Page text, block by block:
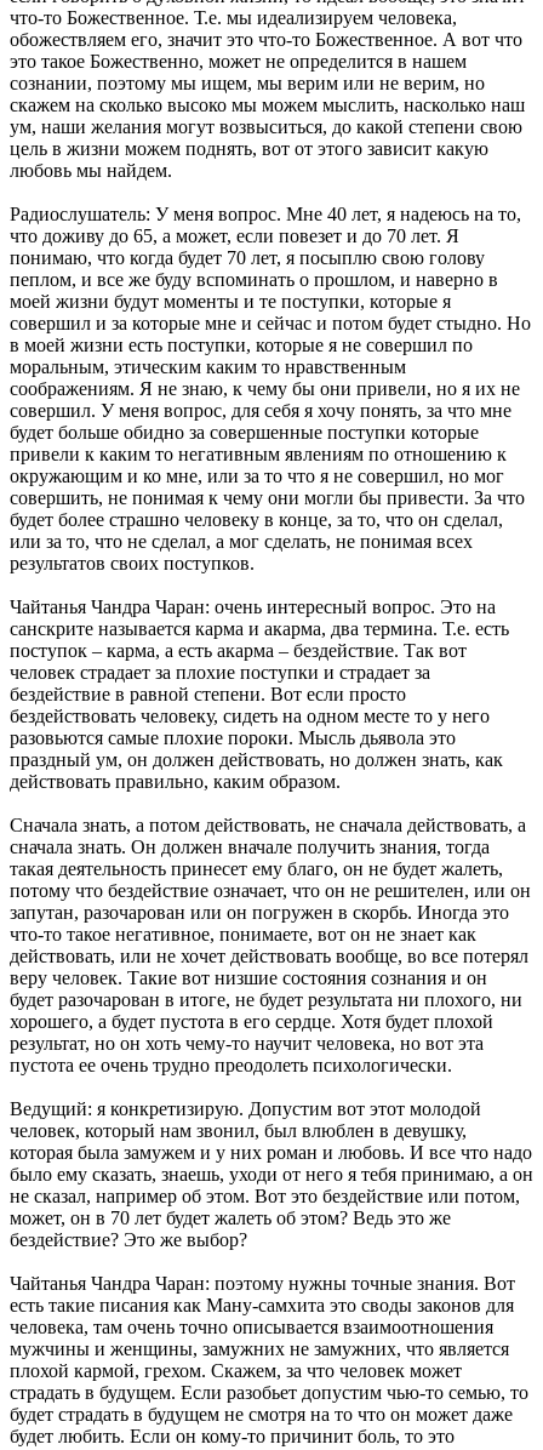
что-то Божественное. Т.е. мы идеализируем человека,
обожествляем его, значит это что-то Божественное. А вот что
это такое Божественно, может не определится в нашем
сознании, поэтому мы ищем, мы верим или не верим, но
скажем на сколько высоко мы можем мыслить, насколько наш
ум, наши желания могут возвыситься, до какой степени свою
цель в жизни можем поднять, вот от этого зависит какую
любовь мы найдем.
Радиослушатель: У меня вопрос. Мне 40 лет, я надеюсь на то,
что доживу до 65, а может, если повезет и до 70 лет. Я
понимаю, что когда будет 70 лет, я посыплю свою голову
пеплом, и все же буду вспоминать о прошлом, и наверно в
моей жизни будут моменты и те поступки, которые я
совершил и за которые мне и сейчас и потом будет стыдно. Но
в моей жизни есть поступки, которые я не совершил по
моральным, этическим каким то нравственным
соображениям. Я не знаю, к чему бы они привели, но я их не
совершил. У меня вопрос, для себя я хочу понять, за что мне
будет больше обидно за совершенные поступки которые
привели к каким то негативным явлениям по отношению к
окружающим и ко мне, или за то что я не совершил, но мог
совершить, не понимая к чему они могли бы привести. За что
будет более страшно человеку в конце, за то, что он сделал,
или за то, что не сделал, а мог сделать, не понимая всех
результатов своих поступков.
Чайтанья Чандра Чаран: очень интересный вопрос. Это на
санскрите называется карма и акарма, два термина. Т.е. есть
поступок – карма, а есть акарма – бездействие. Так вот
человек страдает за плохие поступки и страдает за
бездействие в равной степени. Вот если просто
бездействовать человеку, сидеть на одном месте то у него
разовьются самые плохие пороки. Мысль дьявола это
праздный ум, он должен действовать, но должен знать, как
действовать правильно, каким образом.
Сначала знать, а потом действовать, не сначала действовать, а
сначала знать. Он должен вначале получить знания, тогда
такая деятельность принесет ему благо, он не будет жалеть,
потому что бездействие означает, что он не решителен, или он
запутан, разочарован или он погружен в скорбь. Иногда это
что-то такое негативное, понимаете, вот он не знает как
действовать, или не хочет действовать вообще, во все потерял
веру человек. Такие вот низшие состояния сознания и он
будет разочарован в итоге, не будет результата ни плохого, ни
хорошего, а будет пустота в его сердце. Хотя будет плохой
результат, но он хоть чему-то научит человека, но вот эта
пустота ее очень трудно преодолеть психологически.
Ведущий: я конкретизирую. Допустим вот этот молодой
человек, который нам звонил, был влюблен в девушку,
которая была замужем и у них роман и любовь. И все что надо
было ему сказать, знаешь, уходи от него я тебя принимаю, а он
не сказал, например об этом. Вот это бездействие или потом,
может, он в 70 лет будет жалеть об этом? Ведь это же
бездействие? Это же выбор?
Чайтанья Чандра Чаран: поэтому нужны точные знания. Вот
есть такие писания как Ману-самхита это своды законов для
человека, там очень точно описывается взаимоотношения
мужчины и женщины, замужних не замужних, что является
плохой кармой, грехом. Скажем, за что человек может
страдать в будущем. Если разобьет допустим чью-то семью, то
будет страдать в будущем не смотря на то что он может даже
будет любить. Если он кому-то причинит боль, то это